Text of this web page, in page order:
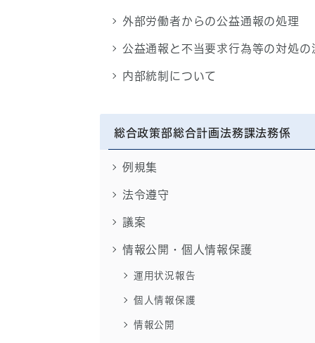
外部労働者からの公益通報の処理
公益通報と不当要求行為等の対処の
内部統制について
総合政策部総合計画法務課法務係
例規集
法令遵守
議案
情報公開・個人情報保護
運用状況報告
個人情報保護
情報公開